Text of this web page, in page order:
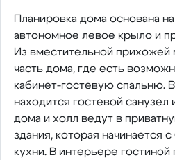
Планировка дома основана
автономное левое крыло и
Из вместительной
часть дома, где есть
кабинет-гостевую спальню.
находится гостевой санузел
дома и холл ведут в
здания, которая начинается
кухни. В интерьере